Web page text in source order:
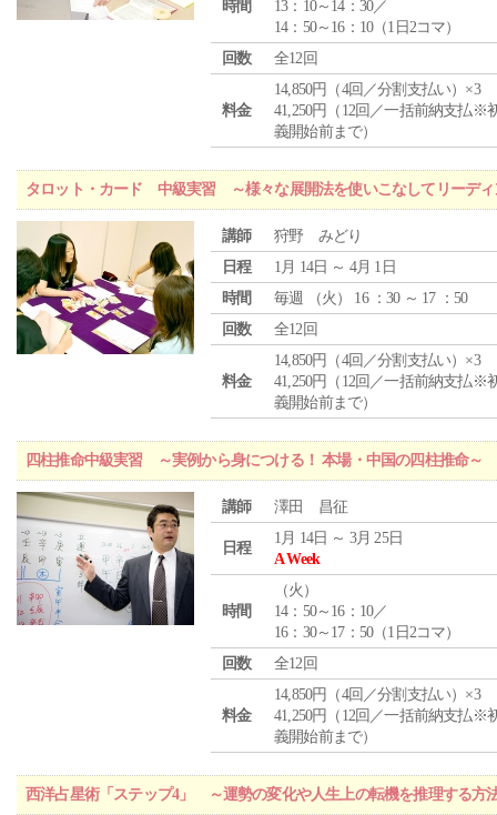
時間
13：10～14：30／
14：50～16：10（1日2コマ）
回数
全12回
料金
14,850円（4回／分割支払い）×3
41,250円（12回／一括前納支払※
義開始前まで）
タロット・カード 中級実習 ～様々な展開法を使いこなしてリーディ
講師
狩野 みどり
日程
1月 14日 ～ 4月 1日
時間
毎週 （火 ） 16 ：30 ～ 17 ：50
回数
全12回
料金
14,850円（4回／分割支払い）×3
41,250円（12回／一括前納支払※
義開始前まで）
四柱推命中級実習 ～実例から身につける！ 本場・中国の四柱推命～
講師 澤田 昌征
日程
1月 14日 ～ 3月 25日
A Week
時間
（火 ）
14：50～16：10／
16：30～17：50（1日2コマ）
回数
全12回
料金
14,850円（4回／分割支払い）×3
41,250円（12回／一括前納支払※
義開始前まで）
西洋占星術「ステップ4」 ～運勢の変化や人生上の転機を推理する方